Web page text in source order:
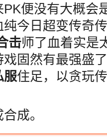
便没有大概会
今日超变传奇
击师了血着实是
固然有最强盛
服住足，以贪玩
成。